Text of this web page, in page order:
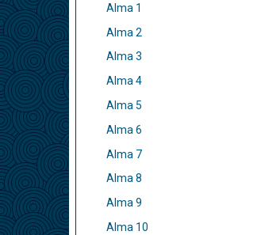
Alma 1
Alma 2
Alma 3
Alma 4
Alma 5
Alma 6
Alma 7
Alma 8
Alma 9
Alma 10